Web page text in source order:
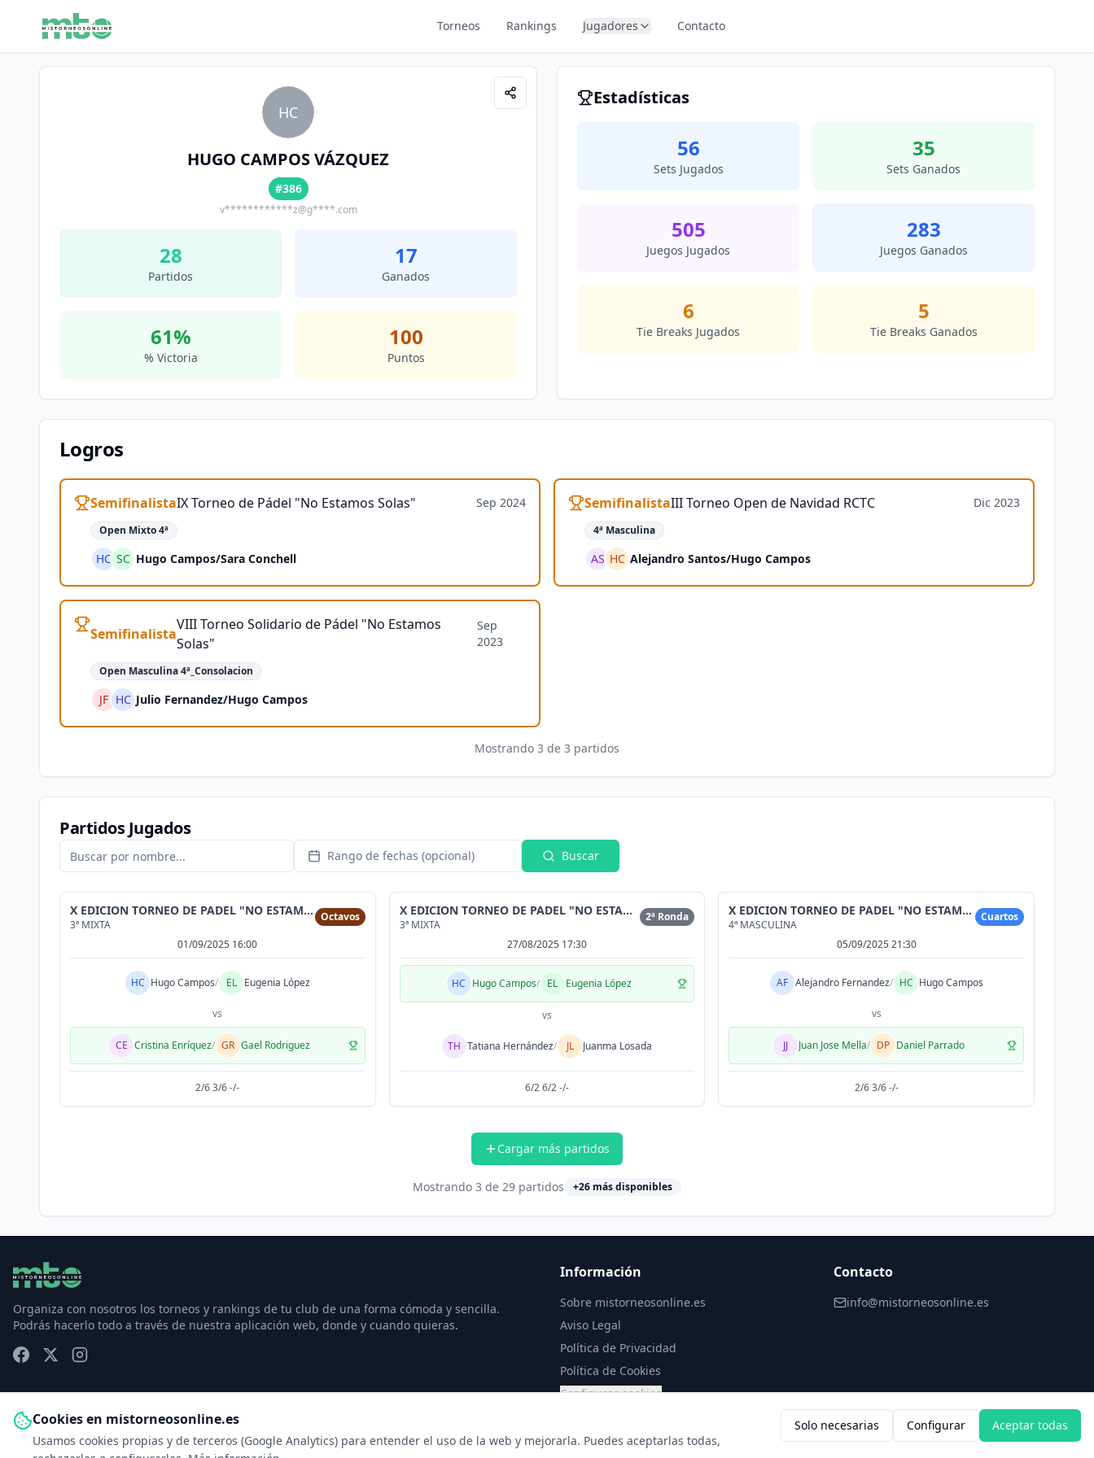
Cookies en mistorneosonline.es
Usamos cookies propias y de terceros (Google Analytics) para entender el uso de la web y mejorarla. Puedes aceptarlas todas,
Solo necesarias Configurar Aceptar todas
Torneos Rankings Jugadores Contacto
HC
HUGO CAMPOS VÁZQUEZ
#386
v************z@g****.com
28
Partidos
17
Ganados
61%
% Victoria
100
Puntos
Estadísticas
56
Sets Jugados
35
Sets Ganados
505
Juegos Jugados
283
Juegos Ganados
6
Tie Breaks Jugados
5
Tie Breaks Ganados
Logros
SemifinalistaIX Torneo de Pádel "No Estamos Solas" Sep 2024
Open Mixto 4ª
HC SC Hugo Campos/Sara Conchell
SemifinalistaIII Torneo Open de Navidad RCTC Dic 2023
4ª Masculina
AS HC Alejandro Santos/Hugo Campos
Semifinalista
VIII Torneo Solidario de Pádel "No Estamos
Solas"
Sep
2023
Open Masculina 4ª_Consolacion
JF HC Julio Fernandez/Hugo Campos
Mostrando 3 de 3 partidos
Partidos Jugados
Rango de fechas (opcional) Buscar
X EDICION TORNEO DE PADEL "NO ESTAMOS SOLAS"
3ª MIXTA
Octavos
01/09/2025 16:00
HC Hugo Campos/ EL Eugenia López
vs
CE Cristina Enríquez/ GR Gael Rodriguez
2/6 3/6 -/-
X EDICION TORNEO DE PADEL "NO ESTAMOS SOLAS"
3ª MIXTA
2ª Ronda
27/08/2025 17:30
HC Hugo Campos/ EL Eugenia López
vs
TH Tatiana Hernández/ JL Juanma Losada
6/2 6/2 -/-
X EDICION TORNEO DE PADEL "NO ESTAMOS SOLAS"
4ª MASCULINA
Cuartos
05/09/2025 21:30
AF Alejandro Fernandez/ HC Hugo Campos
vs
JJ Juan Jose Mella/ DP Daniel Parrado
2/6 3/6 -/-
Cargar más partidos
Mostrando 3 de 29 partidos +26 más disponibles
Organiza con nosotros los torneos y rankings de tu club de una forma cómoda y sencilla.
Podrás hacerlo todo a través de nuestra aplicación web, donde y cuando quieras.
Información
Sobre mistorneosonline.es
Aviso Legal
Política de Privacidad
Política de Cookies
Configurar cookies
Contacto
info@mistorneosonline.es
© 2026 Copyright: mistorneosonline.es